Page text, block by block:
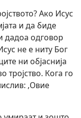
Ако Исус
и да биде
дадоа одговор
не е ниту Бог
ни објаснија
тројство. Кога го
‚Овие